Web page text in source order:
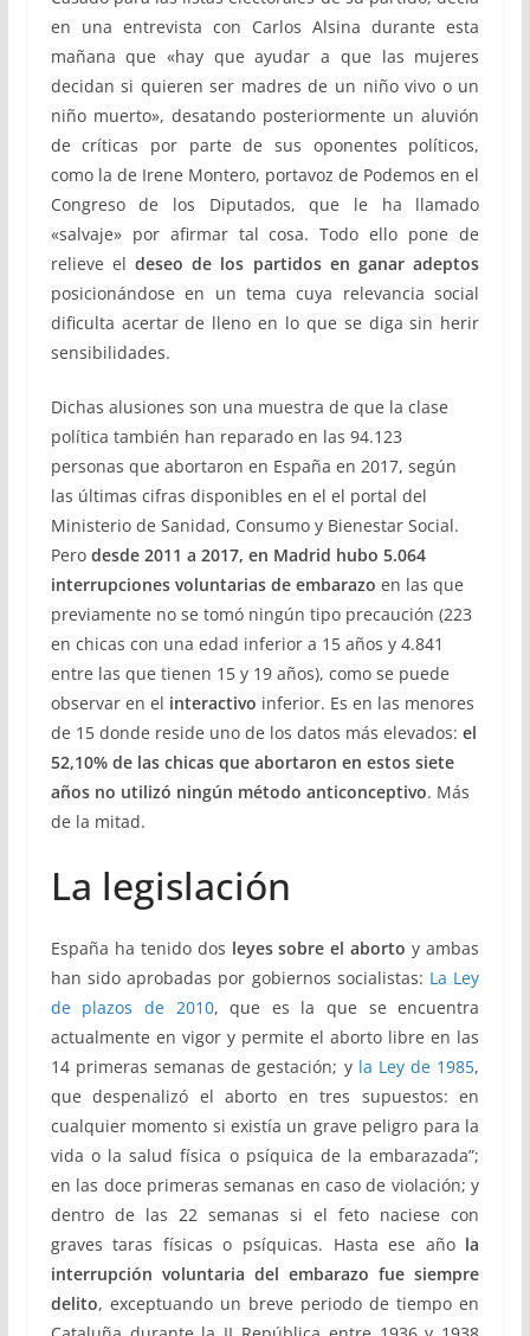
en una entrevista con Carlos Alsina durante esta
mañana que «hay que ayudar a que las mujeres
decidan si quieren ser madres de un niño vivo o un
niño muerto», desatando posteriormente un aluvión
de críticas por parte de sus oponentes políticos,
como la de Irene Montero, portavoz de Podemos en el
Congreso de los Diputados, que le ha llamado
«salvaje» por afirmar tal cosa. Todo ello pone de
relieve eldeseo de los partidos en ganar adeptos
posicionándose en un tema cuya relevancia social
dificulta acertar de lleno en lo que se diga sin herir
sensibilidades.
Dichas alusiones son una muestra de que la clase
política también han reparado en las 94.123
personas que abortaron en España en 2017, según
las últimas cifras disponibles en el el portal del
Ministerio de Sanidad, Consumo y Bienestar Social.
Pero desde 2011 a 2017, en Madrid hubo 5.064
interrupciones voluntarias de embarazo en las que
previamente no se tomó ningún tipo precaución (223
en chicas con una edad inferior a 15 años y 4.841
entre las que tienen 15 y 19 años), como se puede
observar en el interactivo inferior. Es en las menores
de 15 donde reside uno de los datos más elevados: el
52,10% de las chicas que abortaron en estos siete
años no utilizó ningún método anticonceptivo. Más
de la mitad.
La legislación
España ha tenido dos leyes sobre el aborto y ambas
han sido aprobadas por gobiernos socialistas: La Ley
de plazos de 2010, que es la que se encuentra
actualmente en vigor y permite el aborto libre en las
14 primeras semanas de gestación; y la Ley de 1985,
que despenalizó el aborto en tres supuestos: en
cualquier momento si existía un grave peligro para la
vida o la salud física o psíquica de la embarazada”;
en las doce primeras semanas en caso de violación; y
dentro de las 22 semanas si el feto naciese con
graves taras físicas o psíquicas. Hasta ese año la
interrupción voluntaria del embarazo fue siempre
delito, exceptuando un breve periodo de tiempo en